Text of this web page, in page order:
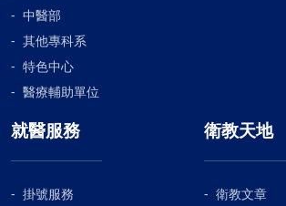
中醫部
其他專科系
特色中心
醫療輔助單位
就醫服務
掛號服務
衛教天地
衛教文章